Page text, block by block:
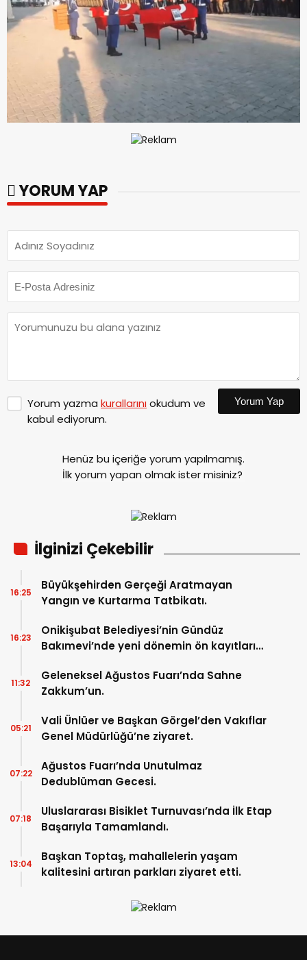
YORUM YAP
Yorum yazma kurallarınıokudum ve
kabul ediyorum.
Yorum Yap
Henüz bu içeriğe yorum yapılmamış.
İlk yorum yapan olmak ister misiniz?
İlginizi Çekebilir
Büyükşehirden Gerçeği Aratmayan
Yangın ve Kurtarma Tatbikatı.
16:25
Onikişubat Belediyesi’nin Gündüz
Bakımevi’nde yeni dönemin ön kayıtları
16:23
Geleneksel Ağustos Fuarı’nda Sahne
Zakkum’un.
11:32
Vali Ünlüer ve Başkan Görgel’den Vakıflar
Genel Müdürlüğü’ne ziyaret.
05:21
Ağustos Fuarı’nda Unutulmaz
Dedublüman Gecesi.
07:22
Uluslararası Bisiklet Turnuvası’nda İlk Etap
Başarıyla Tamamlandı.
07:18
Başkan Toptaş, mahallelerin yaşam
kalitesini artıran parkları ziyaret etti.
13:04